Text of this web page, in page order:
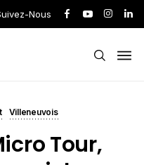
Nous
Villeneuvois
Tour,